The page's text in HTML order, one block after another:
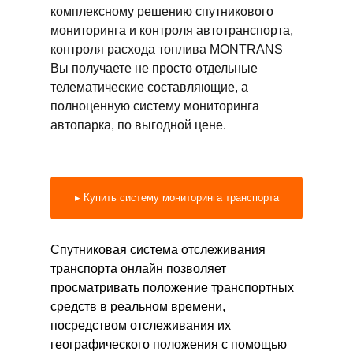
комплексному решению спутникового
мониторинга и контроля автотранспорта,
контроля расхода топлива MONTRANS
Вы получаете не просто отдельные
телематические составляющие, а
полноценную систему мониторинга
автопарка, по выгодной цене.
▸ Купить систему мониторинга транспорта
Спутниковая система отслеживания
транспорта онлайн позволяет
просматривать положение транспортных
средств в реальном времени,
посредством отслеживания их
географического положения с помощью